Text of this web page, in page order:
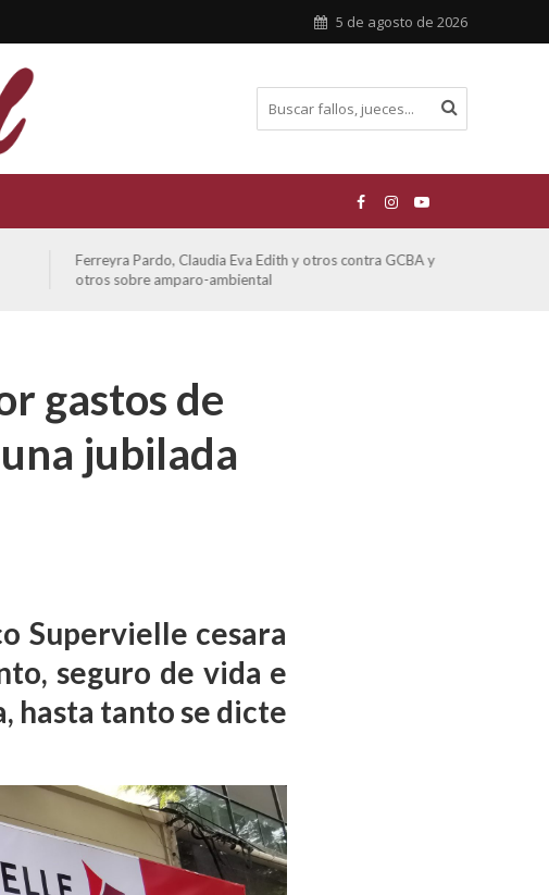
5 de agosto de 2026
Ferreyra Pardo, Claudia Eva Edith y otros contra GCBA y
otros sobre amparo-ambiental
gastos de
jubilada
Supervielle cesara
seguro de vida e
, hasta tanto se dicte